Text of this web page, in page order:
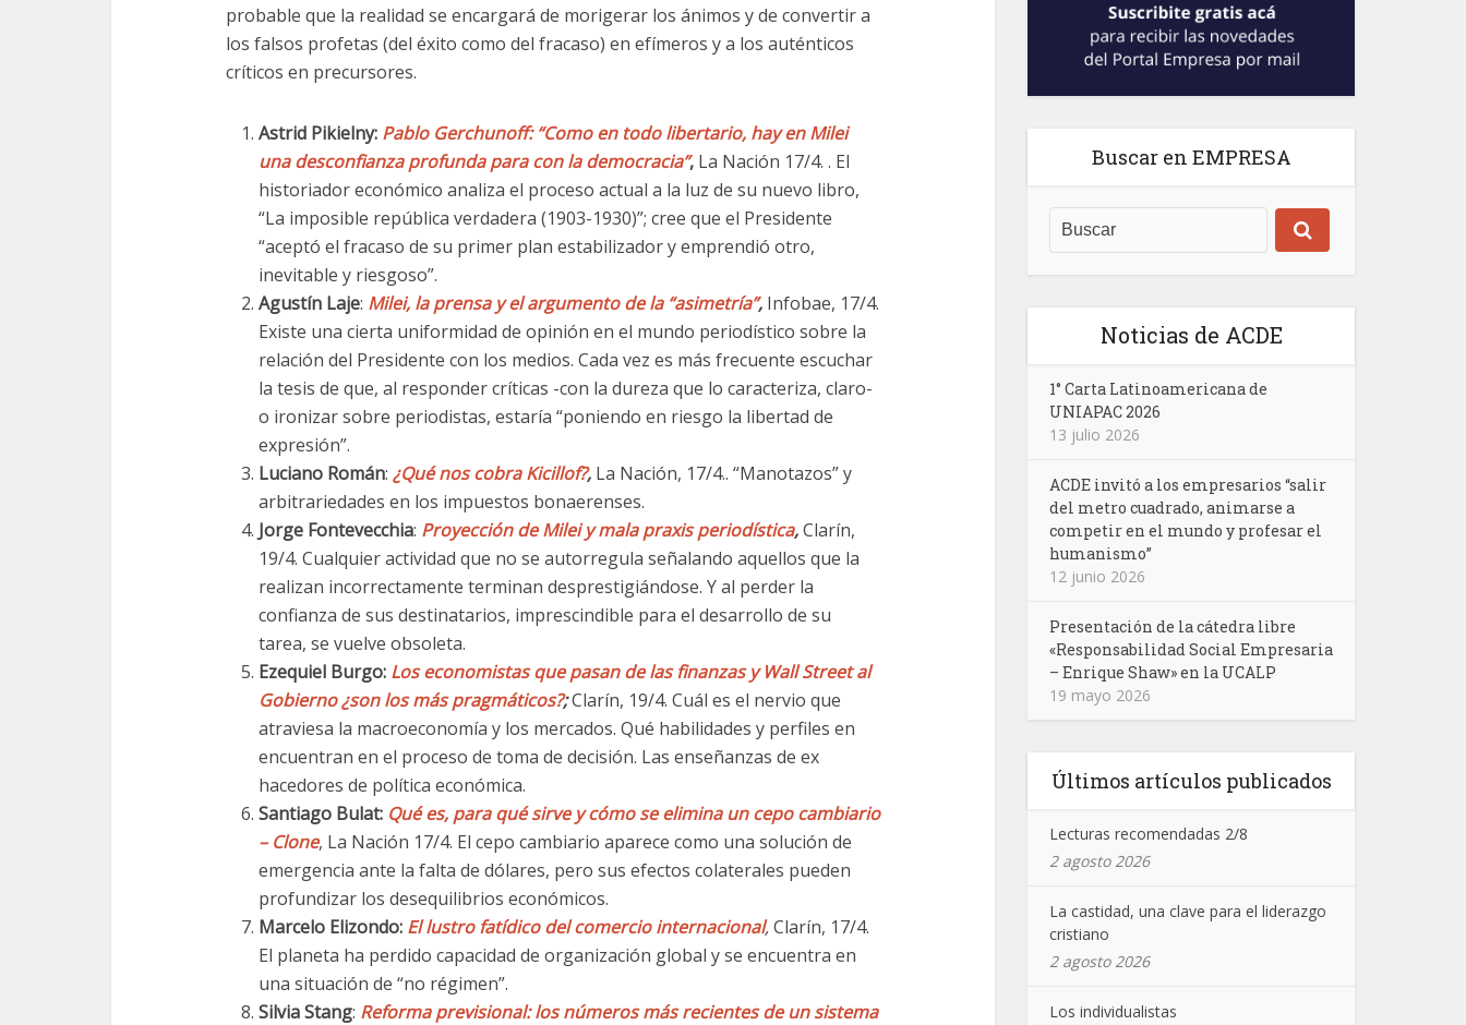
probable que la realidad se encargará de morigerar los ánimos y de convertir a
los falsos profetas (del éxito como del fracaso) en efímeros y a los auténticos
críticos en precursores.
Astrid Pikielny: Pablo Gerchunoff: “Como en todo libertario, hay en Milei
una desconfianza profunda para con la democracia”, La Nación 17/4. . El
historiador económico analiza el proceso actual a la luz de su nuevo libro,
“La imposible república verdadera (1903-1930)”; cree que el Presidente
“aceptó el fracaso de su primer plan estabilizador y emprendió otro,
inevitable y riesgoso”.
Agustín Laje: Milei, la prensa y el argumento de la “asimetría”, Infobae, 17/4.
Existe una cierta uniformidad de opinión en el mundo periodístico sobre la
relación del Presidente con los medios. Cada vez es más frecuente escuchar
la tesis de que, al responder críticas -con la dureza que lo caracteriza, claro-
o ironizar sobre periodistas, estaría “poniendo en riesgo la libertad de
expresión”.
Luciano Román: ¿Qué nos cobra Kicillof?, La Nación, 17/4.. “Manotazos” y
arbitrariedades en los impuestos bonaerenses.
Jorge Fontevecchia: Proyección de Milei y mala praxis periodística,Clarín,
19/4. Cualquier actividad que no se autorregula señalando aquellos que la
realizan incorrectamente terminan desprestigiándose. Y al perder la
confianza de sus destinatarios, imprescindible para el desarrollo de su
tarea, se vuelve obsoleta.
Ezequiel Burgo: Los economistas que pasan de las finanzas y Wall Street al
Gobierno ¿son los más pragmáticos?;Clarín, 19/4. Cuál es el nervio que
atraviesa la macroeconomía y los mercados. Qué habilidades y perfiles en
encuentran en el proceso de toma de decisión. Las enseñanzas de ex
hacedores de política económica.
Santiago Bulat: Qué es, para qué sirve y cómo se elimina un cepo cambiario
– Clone, La Nación 17/4. El cepo cambiario aparece como una solución de
emergencia ante la falta de dólares, pero sus efectos colaterales pueden
profundizar los desequilibrios económicos.
Marcelo Elizondo: El lustro fatídico del comercio internacional,Clarín, 17/4.
El planeta ha perdido capacidad de organización global y se encuentra en
una situación de “no régimen”.
Silvia Stang: Reforma previsional: los números más recientes de un sistema
Buscar en EMPRESA
Noticias de ACDE
1° Carta Latinoamericana de
UNIAPAC 2026
13 julio 2026
ACDE invitó a los empresarios “salir
del metro cuadrado, animarse a
competir en el mundo y profesar el
humanismo”
12 junio 2026
Presentación de la cátedra libre
«Responsabilidad Social Empresaria
– Enrique Shaw» en la UCALP
19 mayo 2026
Últimos artículos publicados
Lecturas recomendadas 2/8
2 agosto 2026
La castidad, una clave para el liderazgo
cristiano
2 agosto 2026
Los individualistas